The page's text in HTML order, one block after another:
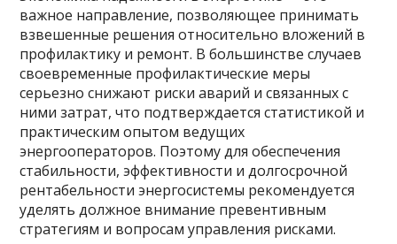
важное направление, позволяющее принимать
взвешенные решения относительно вложений в
профилактику и ремонт. В большинстве случаев
своевременные профилактические меры
серьезно снижают риски аварий и связанных с
ними затрат, что подтверждается статистикой и
практическим опытом ведущих
энергооператоров. Поэтому для обеспечения
стабильности, эффективности и долгосрочной
рентабельности энергосистемы рекомендуется
уделять должное внимание превентивным
стратегиям и вопросам управления рисками.